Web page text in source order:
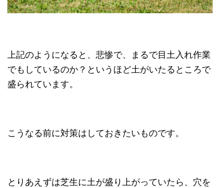
上記のようになると、悲惨で、まるで目土入れ作業
でもしているのか？というほど土がいたるところで
盛られています。
こうなる前に対策はしておきたいものです。
とりあえずは芝生に土が盛り上がっていたら、穴を